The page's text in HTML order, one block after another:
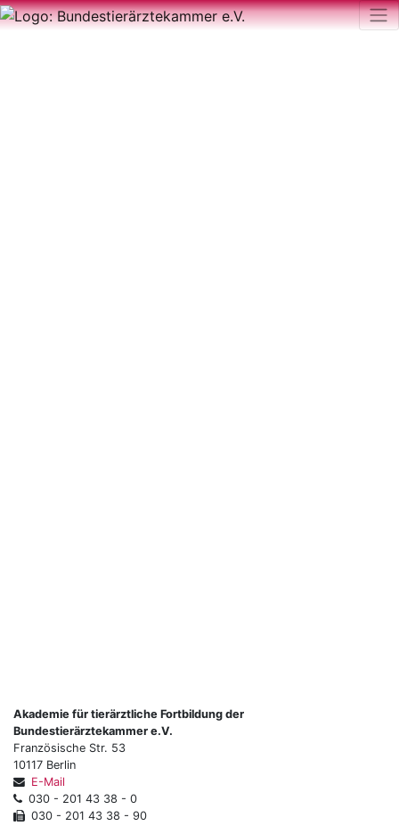
Akademie für tierärztliche Fortbildung der
Bundestierärztekammer e.V.
Französische Str. 53
10117 Berlin
E-Mail
030 - 201 43 38 - 0
030 - 201 43 38 - 90